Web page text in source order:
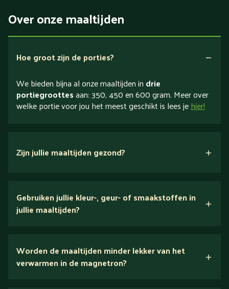
Over onze maaltijden
Hoe groot zijn de porties?
We bieden bijna al onze maaltijden in drie
portiegroottesaan: 350, 450 en 600 gram. Meer over
welke portie voor jou het meest geschikt is lees jehier!
Zijn jullie maaltijden gezond?
voedingsexperts
Gebruiken jullie kleur-, geur- of smaakstoffen in
jullie maaltijden?
Worden de maaltijden minder lekker van het
verwarmen in de magnetron?